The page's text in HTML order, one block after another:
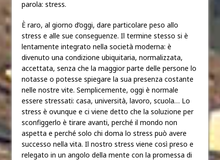
parola: stress.
È raro, al giorno d’oggi, dare particolare peso allo
stress e alle sue conseguenze. Il termine stesso si è
lentamente integrato nella società moderna: è
divenuto una condizione ubiquitaria, normalizzata,
accettata, senza che la maggior parte delle persone lo
notasse o potesse spiegare la sua presenza costante
nelle nostre vite. Semplicemente, oggi è normale
essere stressati: casa, università, lavoro, scuola… Lo
stress è ovunque e ci viene detto che la soluzione per
sconfiggerlo è tirare avanti, perché il mondo non
aspetta e perché solo chi doma lo stress può avere
successo nella vita. Il nostro stress viene così preso e
relegato in un angolo della mente con la promessa di